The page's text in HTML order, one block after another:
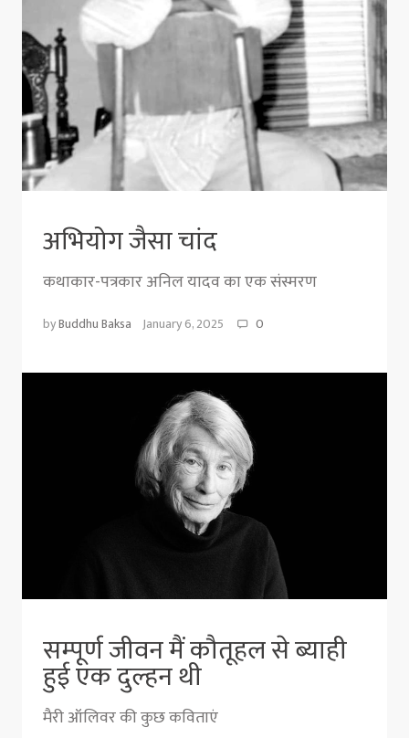
अभियोग जैसा चांद
कथाकार-पत्रकार अनिल यादव का एक संस्मरण
byBuddhu Baksa January 6, 2025 0
सम्पूर्ण जीवन मैं कौतूहल से ब्याही
हुई एक दुल्हन थी
मैरी ऑलिवर की कुछ कविताएं